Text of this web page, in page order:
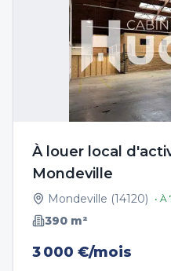
À louer local
Mondeville
Mondeville (14120) • À
390 m²
3 000 €/mois